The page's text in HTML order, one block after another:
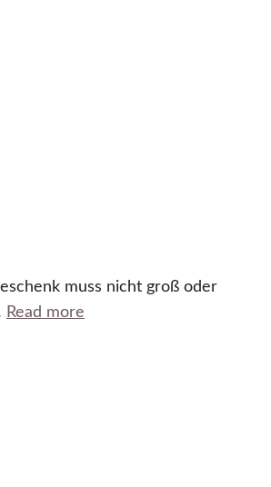
muss nicht groß oder
Read more